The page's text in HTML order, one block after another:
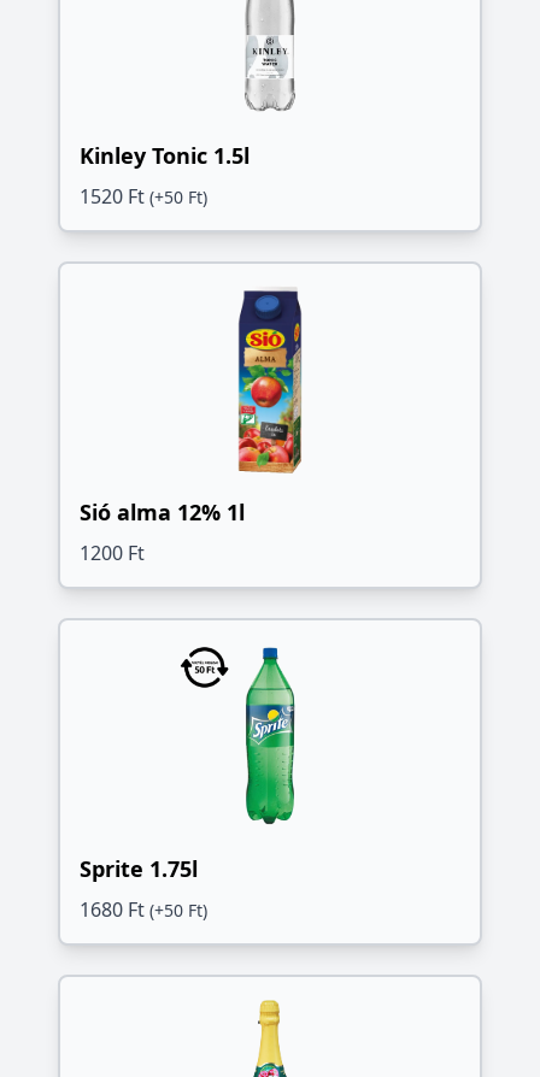
Kinley Tonic 1.5l
1520 Ft (+50 Ft)
Sió alma 12% 1l
1200 Ft
Sprite 1.75l
1680 Ft (+50 Ft)